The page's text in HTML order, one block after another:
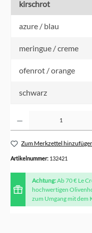
kirschrot
azure / blau
meringue / creme
ofenrot / orange
schwarz
Zum Merkzettel
Artikelnummer: 132421
Achtung:Ab 70 € Le
hochwertigen
zum Umgang mit dem